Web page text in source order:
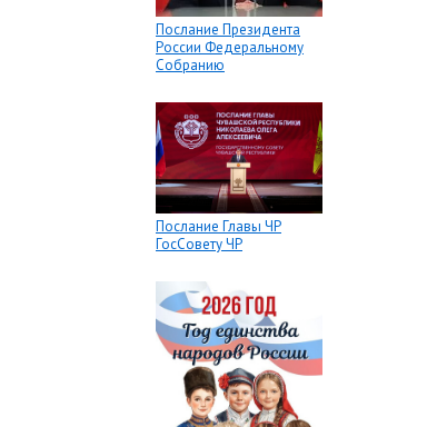
Послание Президента
России Федеральному
Собранию
Послание Главы ЧР
ГосСовету ЧР